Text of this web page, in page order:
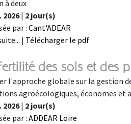
à deux
2026| 2 jour(s)
par : Cant'ADEAR
| Télécharger le pdf
des sols et des
l'approche globale sur la gestion
agroécologiques, économes
2026| 2 jour(s)
par : ADDEAR Loire